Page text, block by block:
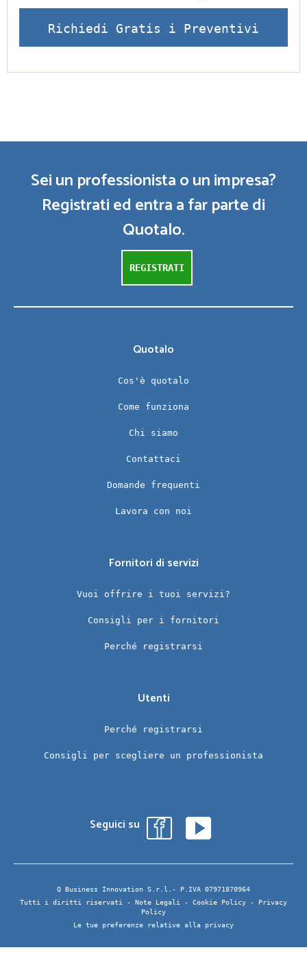
Richiedi Gratis i Preventivi
Sei un professionista o un impresa?
Registrati ed entra a far parte di
Quotalo.
REGISTRATI
Quotalo
Cos'è quotalo
Come funziona
Chi siamo
Contattaci
Domande frequenti
Lavora con noi
Fornitori di servizi
Vuoi offrire i tuoi servizi?
Consigli per i fornitori
Perché registrarsi
Utenti
Perché registrarsi
Consigli per scegliere un professionista
Seguici su
Q Business Innovation S.r.l.- P.IVA 07971870964
Tutti i diritti riservati - Note Legali - Cookie Policy -
Privacy
Policy
Le tue preferenze relative alla privacy